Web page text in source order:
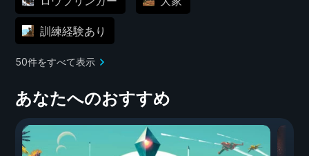
訓練経験あり
50件をすべて表示
あなたへのおすすめ